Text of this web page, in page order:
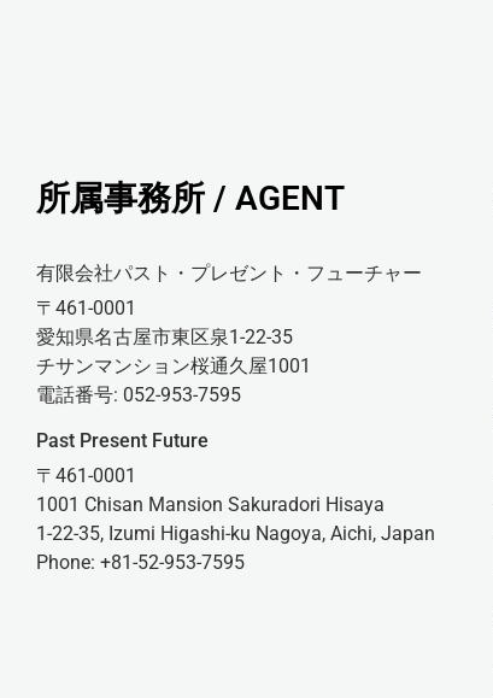
所属事務所 / AGENT
有限会社パスト・プレゼント・フューチャー
〒461-0001
愛知県名古屋市東区泉1-22-35
チサンマンション桜通久屋1001
電話番号: 052-953-7595
Past Present Future
〒461-0001
1001 Chisan Mansion Sakuradori Hisaya
1-22-35, Izumi Higashi-ku Nagoya, Aichi, Japan
Phone: +81-52-953-7595